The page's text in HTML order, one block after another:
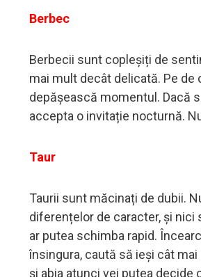
Berbec
Berbecii sunt copleșiți de
mai mult decât delicată. Pe de
depășească momentul. Dacă
accepta o invitație nocturnă.
Taur
Taurii sunt măcinați de dubii.
diferențelor de caracter, și nici
ar putea schimba rapid.
însingura, caută să ieși cât
și abia atunci vei putea decide